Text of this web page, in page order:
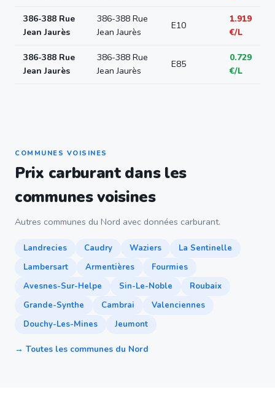
386-388 Rue
Jean Jaurès
386-388 Rue
Jean Jaurès
E10
1.919
€/L
386-388 Rue
Jean Jaurès
386-388 Rue
Jean Jaurès
E85
0.729
€/L
COMMUNES VOISINES
Prix carburant dans les
communes voisines
Autres communes du Nord avec données carburant.
Landrecies Caudry Waziers
La Sentinelle
Lambersart
Armentières
Fourmies
Avesnes-Sur-Helpe
Sin-Le-Noble
Roubaix
Grande-Synthe
Cambrai
Valenciennes
Douchy-Les-Mines
Jeumont
→ Toutes les communes du Nord